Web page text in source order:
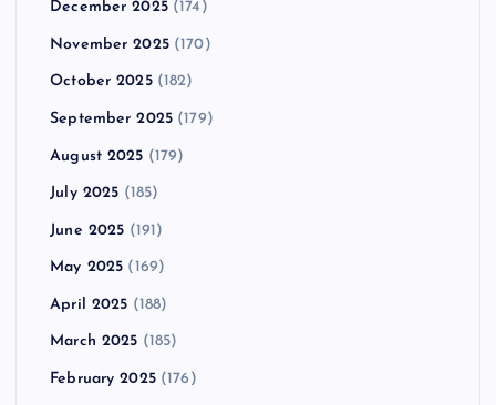
December 2025(174)
November 2025(170)
October 2025(182)
September 2025 (179)
August 2025 (179)
July 2025 (185)
June 2025 (191)
May 2025 (169)
April 2025 (188)
March 2025 (185)
February 2025(176)